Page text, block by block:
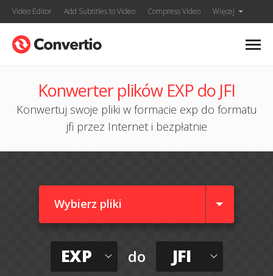
Video Editor Add Subtitles to Video Compress Video Więcej
Konwerter plików EXP do JFI
Konwertuj swoje pliki w formacie exp do formatu
jfi przez Internet i bezpłatnie
Wybierz pliki
EXP do JFI